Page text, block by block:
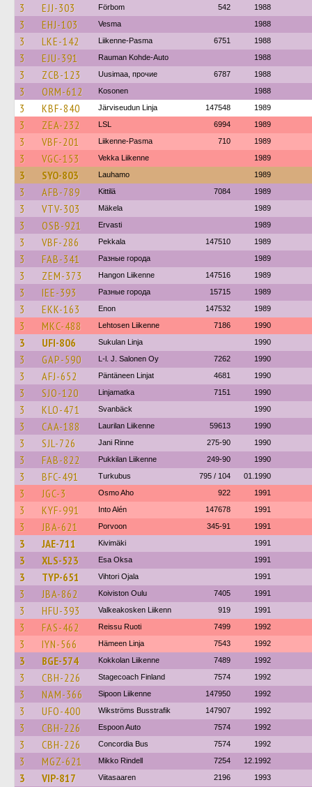
3 EJJ-303 Förbom 542 1988
3 EHJ-103 Vesma 1988
3 LKE-142 Liikenne-Pasma 6751 1988
3 EJU-391 Rauman Kohde-Auto 1988
3 ZCB-123 Uusimaa, прочие 6787 1988
3 ORM-612 Kosonen 1988
3 KBF-840 Järviseudun Linja 147548 1989
3 ZEA-232 LSL 6994 1989
3 VBF-201 Liikenne-Pasma 710 1989
3 VGC-153 Vekka Liikenne 1989
3 SYO-803 Lauhamo 1989
3 AFB-789 Kittilä 7084 1989
3 VTV-303 Mäkela 1989
3 OSB-921 Ervasti 1989
3 VBF-286 Pekkala 147510 1989
3 FAB-341 Разные города 1989
3 ZEM-373 Hangon Liikenne 147516 1989
3 IEE-393 Разные города 15715 1989
3 EKK-163 Enon 147532 1989
3 MKC-488 Lehtosen Liikenne 7186 1990
3 UFI-806 Sukulan Linja 1990
3 GAP-590 L-l. J. Salonen Oy 7262 1990
3 AFJ-652 Päntäneen Linjat 4681 1990
3 SJO-120 Linjamatka 7151 1990
3 KLO-471 Svanbäck 1990
3 CAA-188 Laurilan Liikenne 59613 1990
3 SJL-726 Jani Rinne 275-90 1990
3 FAB-822 Pukkilan Liikenne 249-90 1990
3 BFC-491 Turkubus 795 / 104 01.1990
3 JGC-3 Osmo Aho 922 1991
3 KYF-991 Into Alén 147678 1991
3 JBA-621 Porvoon 345-91 1991
3 JAE-711 Kivimäki 1991
3 XLS-523 Esa Oksa 1991
3 TYP-651 Vihtori Ojala 1991
3 JBA-862 Koiviston Oulu 7405 1991
3 HFU-393 Valkeakosken Liikenn 919 1991
3 FAS-462 Reissu Ruoti 7499 1992
3 IYN-566 Hämeen Linja 7543 1992
3 BGE-574 Kokkolan Liikenne 7489 1992
3 CBH-226 Stagecoach Finland 7574 1992
3 NAM-366 Sipoon Liikenne 147950 1992
3 UFO-400 Wikströms Busstrafik 147907 1992
3 CBH-226 Espoon Auto 7574 1992
3 CBH-226 Concordia Bus 7574 1992
3 MGZ-621 Mikko Rindell 7254 12.1992
3 VIP-817 Viitasaaren 2196 1993